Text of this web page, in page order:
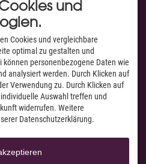
von 07.00 bis 22.00
Uhr für Sie erreichbar.
VON
Facebook
Instagram
YouTube
und
Cookies und vergleichbare
optimal zu gestalten und
personenbezogene Daten wie
analysiert werden. Durch Klicken auf
Verwendung zu. Durch Klicken auf
Auswahl treffen und
widerrufen. Weitere
Datenschutzerklärung.